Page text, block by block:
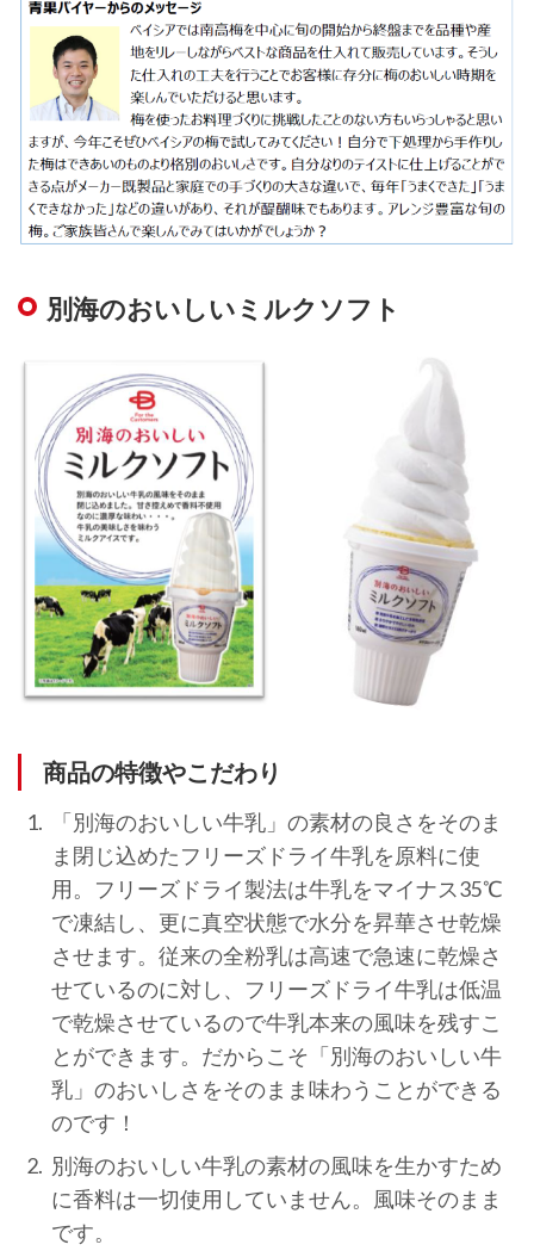
別海のおいしいミルクソフト
商品の特徴やこだわり
「別海のおいしい牛乳」の素材の良さをそのま
ま閉じ込めたフリーズドライ牛乳を原料に使
用。フリーズドライ製法は牛乳をマイナス35℃
で凍結し、更に真空状態で水分を昇華させ乾燥
させます。従来の全粉乳は高速で急速に乾燥さ
せているのに対し、フリーズドライ牛乳は低温
で乾燥させているので牛乳本来の風味を残すこ
とができます。だからこそ「別海のおいしい牛
乳」のおいしさをそのまま味わうことができる
のです！
別海のおいしい牛乳の素材の風味を生かすため
に香料は一切使用していません。風味そのまま
です。